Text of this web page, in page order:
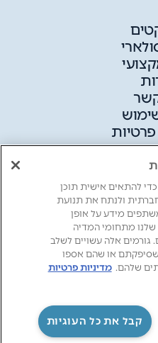
פרטיות
אנחנו משתמשים בקובצי Cookie כדי להתאים אישית תוכן
ולנתח את תנועת
מידע על אופן
מתחומי המדיה
גורמים אלה עשויים לשלב
או שהם אספו
שלהם. מדיניות פרטיות
קבל את כל העוגיות